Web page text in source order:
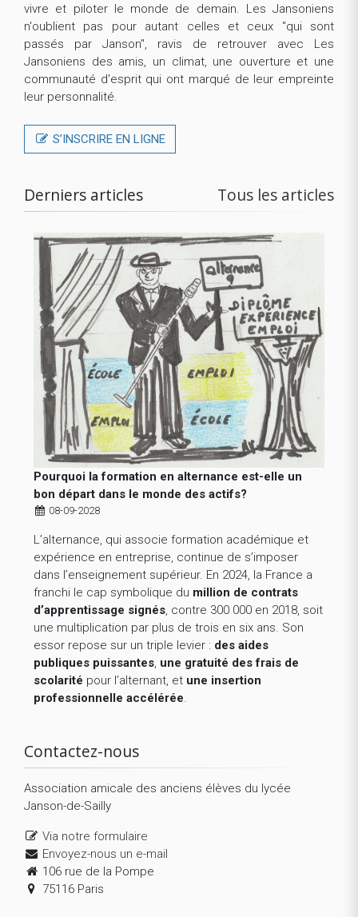
vivre et piloter le monde de demain. Les Jansoniens
n'oublient pas pour autant celles et ceux "qui sont
passés par Janson", ravis de retrouver avec Les
Jansoniens des amis, un climat, une ouverture et une
communauté d'esprit qui ont marqué de leur empreinte
leur personnalité.
S’INSCRIRE EN LIGNE
Derniers articles Tous les articles
Pourquoi la formation en alternance est-elle un
bon départ dans le monde des actifs?
08-09-2028
L’alternance, qui associe formation académique et
expérience en entreprise, continue de s’imposer
dans l’enseignement supérieur. En 2024, la France a
franchi le cap symbolique du million de contrats
d’apprentissage signés, contre 300 000 en 2018, soit
une multiplication par plus de trois en six ans. Son
essor repose sur un triple levier : des aides
publiques puissantes, une gratuité des frais de
scolarité pour l’alternant, et une insertion
professionnelle accélérée.
Contactez-nous
Association amicale des anciens élèves du lycée
Janson-de-Sailly
Via notre formulaire
Envoyez-nous un e-mail
106 rue de la Pompe
75116 Paris